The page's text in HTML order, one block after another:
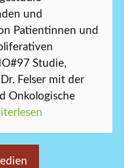
und
Patientinnen und
Studie,
Felser mit der
Onkologische